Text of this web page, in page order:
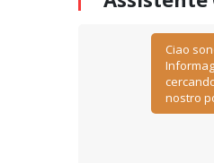
Ciao
nostro